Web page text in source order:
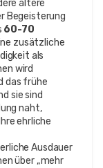
ältere
Begeisterung
60-70
zusätzliche
als
wird
das frühe
sie sind
naht,
ehrliche
Ausdauer
über „mehr